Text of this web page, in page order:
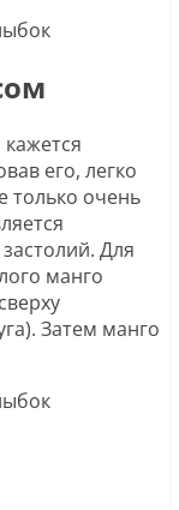
его, легко
только очень
Для
манго
Затем манго